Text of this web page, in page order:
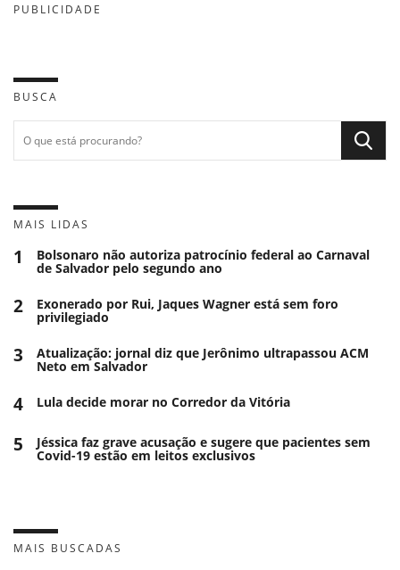
PUBLICIDADE
BUSCA
MAIS LIDAS
1 Bolsonaro não autoriza patrocínio federal ao Carnaval
de Salvador pelo segundo ano
2 Exonerado por Rui, Jaques Wagner está sem foro
privilegiado
3 Atualização: jornal diz que Jerônimo ultrapassou ACM
Neto em Salvador
4 Lula decide morar no Corredor da Vitória
5 Jéssica faz grave acusação e sugere que pacientes sem
Covid-19 estão em leitos exclusivos
MAIS BUSCADAS